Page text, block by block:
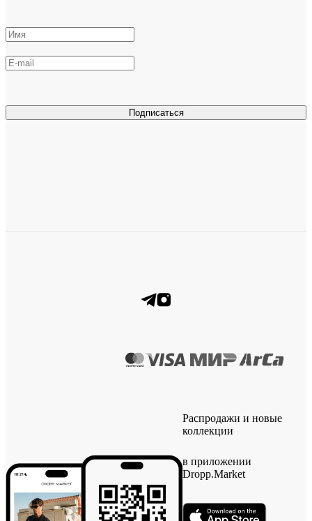
Подписаться
Распродажи и новые
коллекции
в приложении
Dropp.Market